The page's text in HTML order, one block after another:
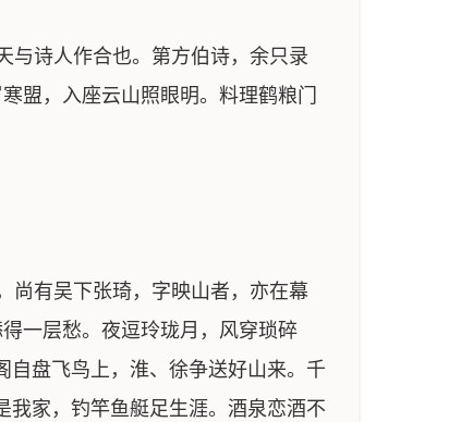
与诗人作合也。第方伯诗，余只录
盟，入座云山照眼明。料理鹤粮门
尚有吴下张琦，字映山者，亦在幕
一层愁。夜逗玲珑月，风穿琐碎
自盘飞鸟上，淮、徐争送好山来。千
我家，钓竿鱼艇足生涯。酒泉恋酒不